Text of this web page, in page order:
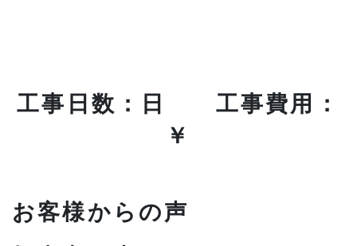
工事日数：日 工事費用：
￥
お客様からの声